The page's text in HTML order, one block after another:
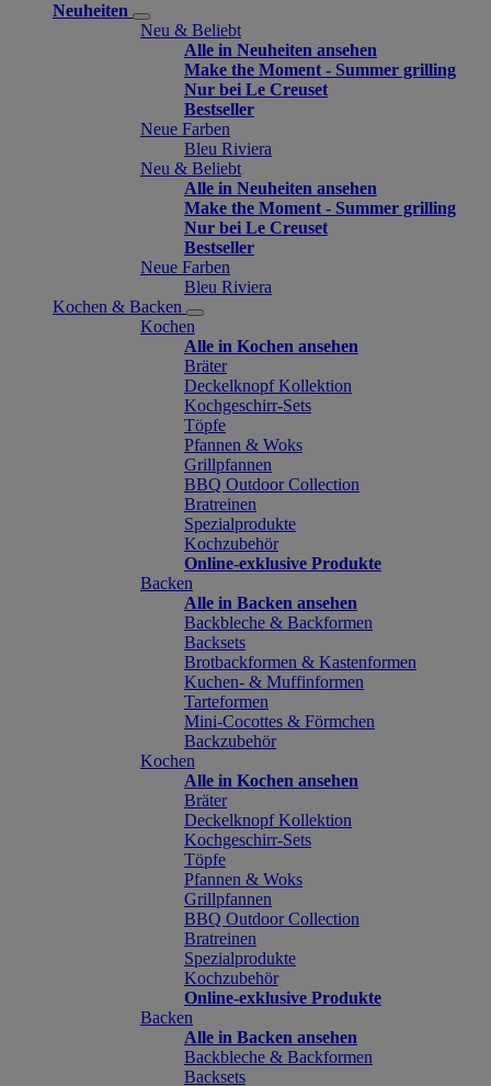
Neuheiten
Neu & Beliebt
Alle in Neuheiten ansehen
Make the Moment - Summer grilling
Nur bei Le Creuset
Bestseller
Neue Farben
Bleu Riviera
Neu & Beliebt
Alle in Neuheiten ansehen
Make the Moment - Summer grilling
Nur bei Le Creuset
Bestseller
Neue Farben
Bleu Riviera
Kochen & Backen
Kochen
Alle in Kochen ansehen
Bräter
Deckelknopf Kollektion
Kochgeschirr-Sets
Töpfe
Pfannen & Woks
Grillpfannen
BBQ Outdoor Collection
Bratreinen
Spezialprodukte
Kochzubehör
Online-exklusive Produkte
Backen
Alle in Backen ansehen
Backbleche & Backformen
Backsets
Brotbackformen & Kastenformen
Kuchen- & Muffinformen
Tarteformen
Mini-Cocottes & Förmchen
Backzubehör
Kochen
Alle in Kochen ansehen
Bräter
Deckelknopf Kollektion
Kochgeschirr-Sets
Töpfe
Pfannen & Woks
Grillpfannen
BBQ Outdoor Collection
Bratreinen
Spezialprodukte
Kochzubehör
Online-exklusive Produkte
Backen
Alle in Backen ansehen
Backbleche & Backformen
Backsets